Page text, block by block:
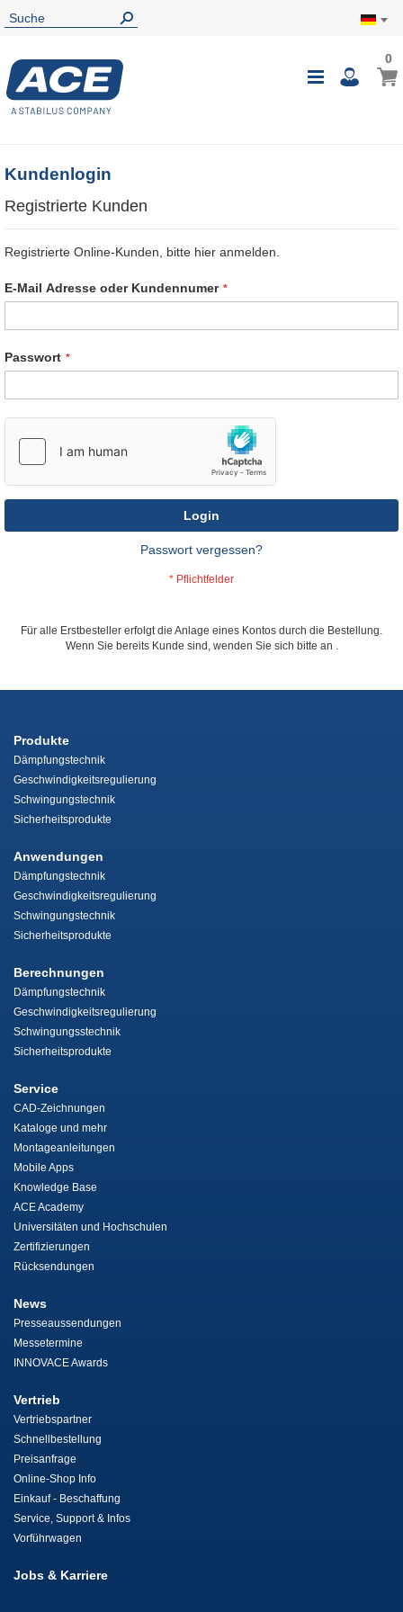
00
Kundenlogin
Registrierte Kunden
Registrierte Online-Kunden, bitte hier anmelden.
E-Mail Adresse oder Kundennumer
Passwort
Login
Passwort vergessen?
Für alle Erstbesteller erfolgt die Anlage eines Kontos durch die Bestellung.
Wenn Sie bereits Kunde sind, wenden Sie sich bitte an .
Produkte
Dämpfungstechnik
Geschwindigkeitsregulierung
Schwingungstechnik
Sicherheitsprodukte
Anwendungen
Dämpfungstechnik
Geschwindigkeitsregulierung
Schwingungstechnik
Sicherheitsprodukte
Berechnungen
Dämpfungstechnik
Geschwindigkeitsregulierung
Schwingungsstechnik
Sicherheitsprodukte
Service
CAD-Zeichnungen
Kataloge und mehr
Montageanleitungen
Mobile Apps
Knowledge Base
ACE Academy
Universitäten und Hochschulen
Zertifizierungen
Rücksendungen
News
Presseaussendungen
Messetermine
INNOVACE Awards
Vertrieb
Vertriebspartner
Schnellbestellung
Preisanfrage
Online-Shop Info
Einkauf - Beschaffung
Service, Support & Infos
Vorführwagen
Jobs & Karriere